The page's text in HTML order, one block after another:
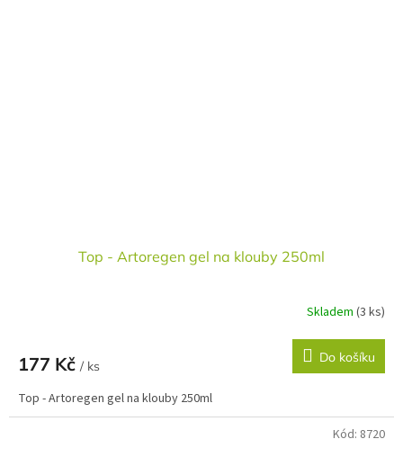
Top - Artoregen gel na klouby 250ml
Skladem (3 ks)
177 Kč / ks
Do košíku
Top - Artoregen gel na klouby 250ml
Kód: 8720